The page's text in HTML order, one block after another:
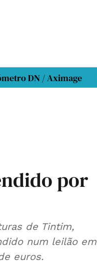
DN / Aximage
por
de Tintim,
num leilão em
euros.